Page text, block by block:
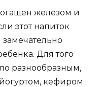
железом и
этот напиток
Для того
разнообразным,
кефиром